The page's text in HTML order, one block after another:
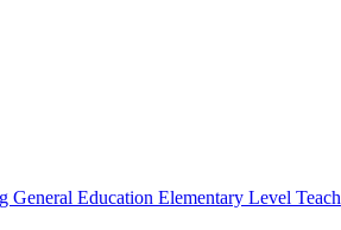
General Education Elementary Level Teach